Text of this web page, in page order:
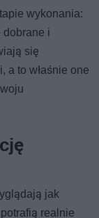
wykonania:
dobrane i
się
a to właśnie one
jak
realnie